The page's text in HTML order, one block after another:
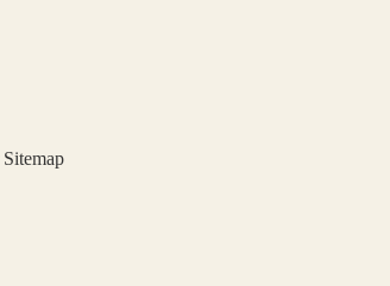
Sitemap